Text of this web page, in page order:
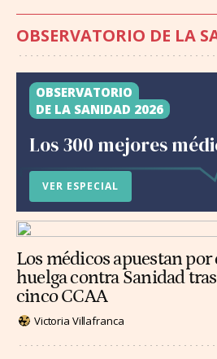
OBSERVATORIO DE LA
OBSERVATORIO
DE LA SANIDAD 2026
Los 300 mejores
VER ESPECIAL
Los médicos apuestan
huelga contra Sanidad
cinco CCAA
Victoria Villafranca